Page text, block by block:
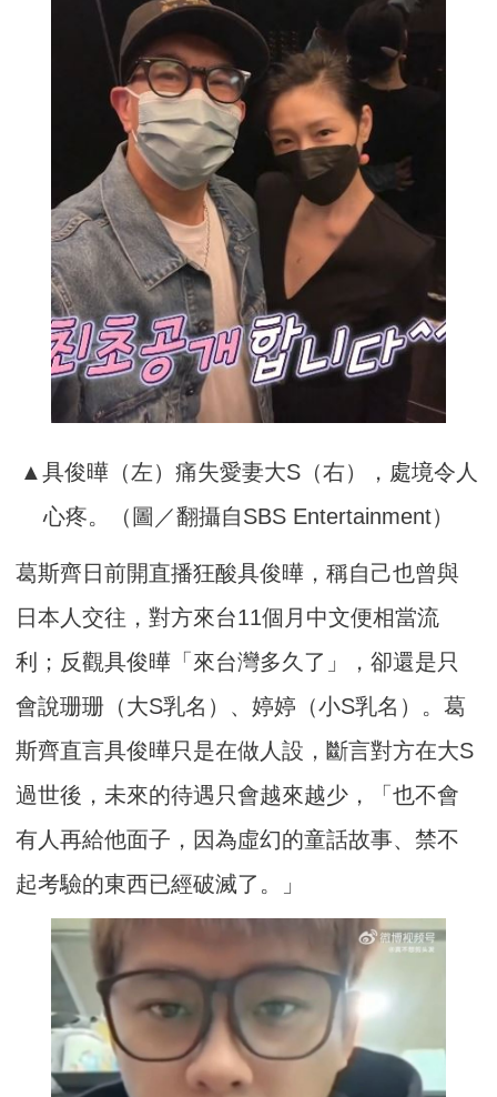
▲具俊曄（左）痛失愛妻大S（右），處境令人
心疼。（圖／翻攝自SBS Entertainment）
葛斯齊日前開直播狂酸具俊曄，稱自己也曾與
日本人交往，對方來台11個月中文便相當流
利；反觀具俊曄「來台灣多久了」，卻還是只
會說珊珊（大S乳名）、婷婷（小S乳名）。葛
斯齊直言具俊曄只是在做人設，斷言對方在大S
過世後，未來的待遇只會越來越少，「也不會
有人再給他面子，因為虛幻的童話故事、禁不
起考驗的東西已經破滅了。」